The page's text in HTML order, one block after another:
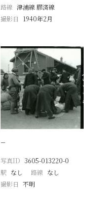
路線 津浦線 膠済線
撮影日
1940年2月
−
写真ID 3605-013220-0
駅 なし 路線 なし
撮影日 不明